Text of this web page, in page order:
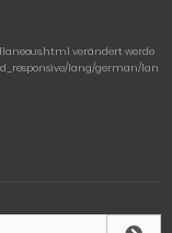
verändert werde
lang/german/lan